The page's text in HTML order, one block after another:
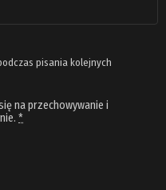
pisania kolejnych
na przechowywanie i
*